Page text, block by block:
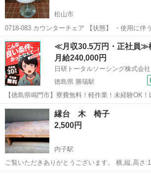
松山市
0718-083 カウンターチェア 【状態】 ・使用に伴う多少のスレ、キ
ズ、落としきれない汚れなどございます ・詳細は
い ・お値引きは出来かねますのでご了承願います
態に...
愛媛 松山市 椅子 カウンター
≪月収30.5万円・正社員≫
月給240,000円
日研トータルソーシング株式会社
徳島県 勝瑞駅
【徳島県鳴門市】寮費無料！軽作業！未経験OK
工・検査・梱包・データ入力《お仕事No.NS0560》 お仕事について
マートフォンやパソコン、車などに使われるLED
とそれに付帯する作...
徳島 鳴門市 勝瑞駅 その他
縁台 木 椅子
2,500円
内子駅
ご覧いただきありがとうございます。 横,縦,高さ:1740,900,400です。
よろしくお願いします。